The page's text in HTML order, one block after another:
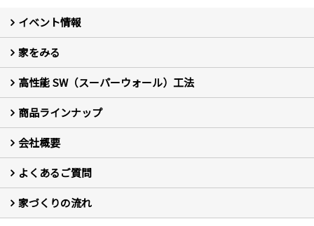
イベント情報
イベント予告
イベント報告
家をみる
フォトギャラリー
現場レポート
お客様の声
高性能 SW（スーパーウォール）工法
新築住宅の制振SW工法
セミ新築のSW工法（断熱リノベーション）
商品ラインナップ
セミ新築 (商標登録第6729704号) Hi・da・ma・ri の家
完全自由設計 注文住宅
自然素材の家 注文住宅
T-CLASS-北欧風セレクト住宅
会社概要
はじめての方 社長の想い
会社の歴史・陽だまりハウスの意味とは？
スタッフ紹介
スタッフブログ
会社情報
アクセス
会社紹介の動画
プライバシーポリシー
よくあるご質問
新築について (10)
リフォームについて (2)
家づくりの流れ